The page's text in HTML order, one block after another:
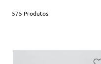
575 Produtos